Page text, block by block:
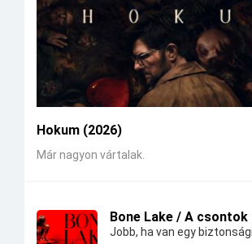
Hokum (2026)
Már nagyon vártalak.
Bone Lake / A csontok
Jobb, ha van egy